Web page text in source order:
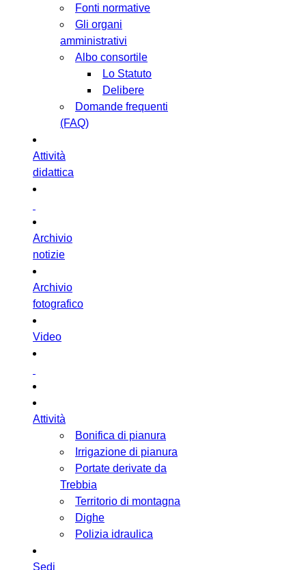
Fonti normative
Gli organi
amministrativi
Albo consortile
Lo Statuto
Delibere
Domande frequenti
(FAQ)
Attività
didattica
Archivio
notizie
Archivio
fotografico
Video
Attività
Bonifica di pianura
Irrigazione di pianura
Portate derivate da
Trebbia
Territorio di montagna
Dighe
Polizia idraulica
Sedi